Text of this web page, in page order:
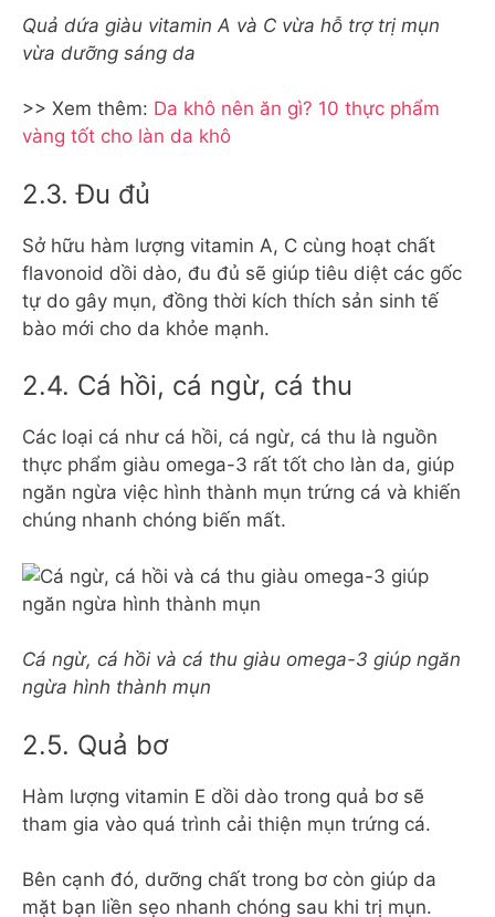
Quả dứa giàu vitamin A và C vừa hỗ trợ trị mụn
vừa dưỡng sáng da
>> Xem thêm: Da khô nên ăn gì? 10 thực phẩm
vàng tốt cho làn da khô
2.3. Đu đủ
Sở hữu hàm lượng vitamin A, C cùng hoạt chất
flavonoid dồi dào, đu đủ sẽ giúp tiêu diệt các gốc
tự do gây mụn, đồng thời kích thích sản sinh tế
bào mới cho da khỏe mạnh.
2.4. Cá hồi, cá ngừ, cá thu
Các loại cá như cá hồi, cá ngừ, cá thu là nguồn
thực phẩm giàu omega-3 rất tốt cho làn da, giúp
ngăn ngừa việc hình thành mụn trứng cá và khiến
chúng nhanh chóng biến mất.
Cá ngừ, cá hồi và cá thu giàu omega-3 giúp ngăn
ngừa hình thành mụn
2.5. Quả bơ
Hàm lượng vitamin E dồi dào trong quả bơ sẽ
tham gia vào quá trình cải thiện mụn trứng cá.
Bên cạnh đó, dưỡng chất trong bơ còn giúp da
mặt bạn liền sẹo nhanh chóng sau khi trị mụn.